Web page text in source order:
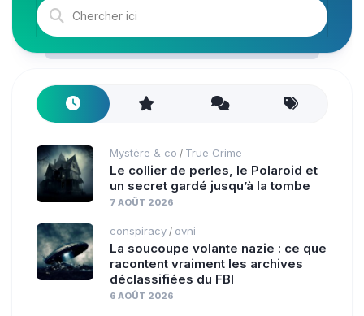
Mystère & co / True Crime
Le collier de perles, le Polaroid et
un secret gardé jusqu’à la tombe
7 AOÛT 2026
conspiracy / ovni
La soucoupe volante nazie : ce que
racontent vraiment les archives
déclassifiées du FBI
6 AOÛT 2026